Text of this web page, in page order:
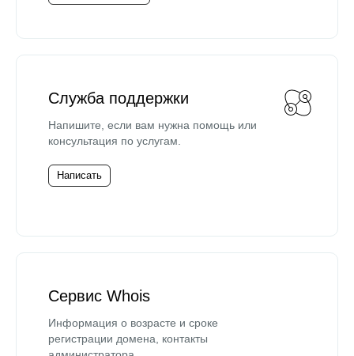
Служба поддержки
Напишите, если вам нужна помощь или
консультация по услугам.
Написать
Сервис Whois
Информация о возрасте и сроке
регистрации домена, контакты